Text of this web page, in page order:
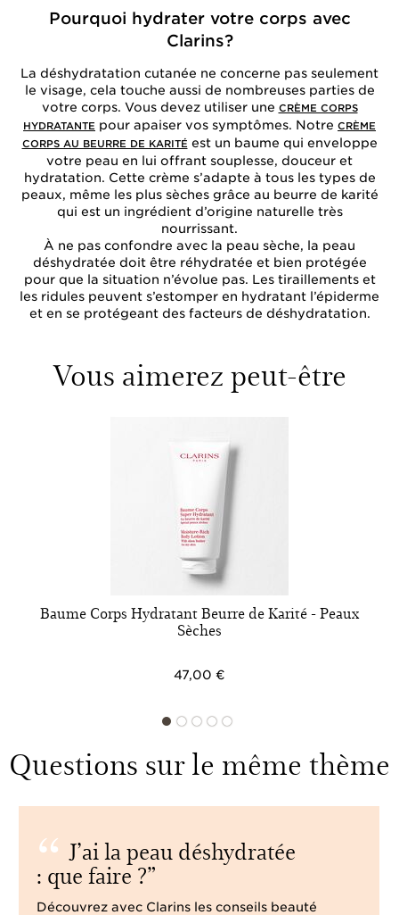
Pourquoi hydrater votre corps avec
Clarins?
La déshydratation cutanée ne concerne pas seulement
le visage, cela touche aussi de nombreuses parties de
votre corps. Vous devez utiliser une CRÈME CORPS
HYDRATANTE pour apaiser vos symptômes. Notre CRÈME
CORPS AU BEURRE DE KARITÉ est un baume qui enveloppe
votre peau en lui offrant souplesse, douceur et
hydratation. Cette crème s’adapte à tous les types de
peaux, même les plus sèches grâce au beurre de karité
qui est un ingrédient d’origine naturelle très
nourrissant.
À ne pas confondre avec la peau sèche, la peau
déshydratée doit être réhydratée et bien protégée
pour que la situation n’évolue pas. Les tiraillements et
les ridules peuvent s’estomper en hydratant l’épiderme
et en se protégeant des facteurs de déshydratation.
Vous aimerez peut-être
Baume Corps Hydratant Beurre de Karité - Peaux
Sèches
47,00 €
Questions sur le même thème
J’ai la peau déshydratée
: que faire ?
Découvrez avec Clarins les conseils beauté